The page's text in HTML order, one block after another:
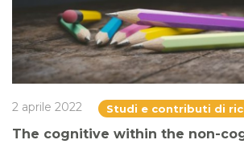
2 aprile 2022 Studi e contributi di
The cognitive within the non-